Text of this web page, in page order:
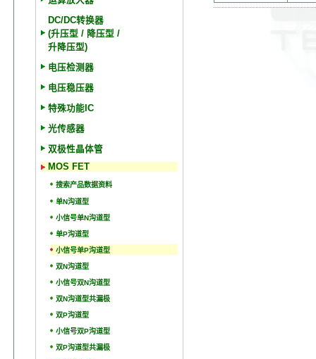
DC/DC转换器
(升压型 / 降压型 /
升降压型)
电压检测器
电压稳压器
特殊功能IC
光传感器
双极性晶体管
MOS FET
搜索产品数据资料
单N沟道型
小信号单N沟道型
单P沟道型
小信号单P沟道型
双N沟道型
小信号双N沟道型
双N沟道型共漏极
双P沟道型
小信号双P沟道型
双P沟道型共漏极